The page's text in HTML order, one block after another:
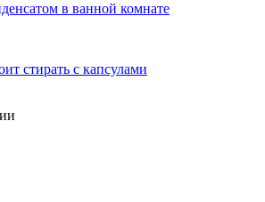
в ванной комнате
стирать с капсулами